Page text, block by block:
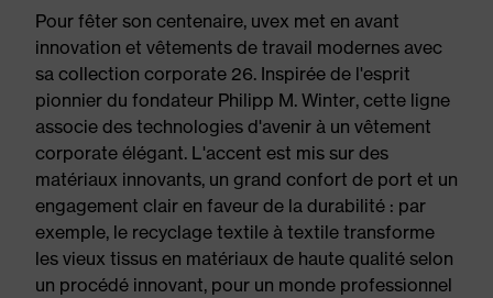
Pour fêter son centenaire, uvex met en avant
innovation et vêtements de travail modernes avec
sa collection corporate 26. Inspirée de l'esprit
pionnier du fondateur Philipp M. Winter, cette ligne
associe des technologies d'avenir à un vêtement
corporate élégant. L'accent est mis sur des
matériaux innovants, un grand confort de port et un
engagement clair en faveur de la durabilité : par
exemple, le recyclage textile à textile transforme
les vieux tissus en matériaux de haute qualité selon
un procédé innovant, pour un monde professionnel